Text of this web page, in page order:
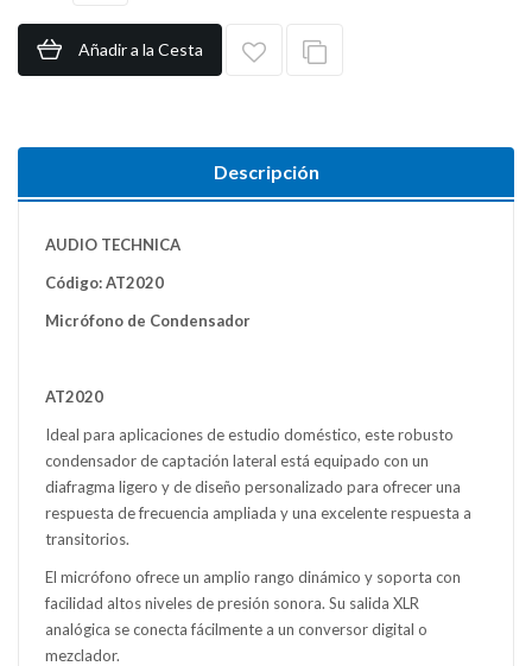
Añadir a la Cesta
Descripción
AUDIO TECHNICA
Código: AT2020
Micrófono de Condensador
AT2020
Ideal para aplicaciones de estudio doméstico, este robusto
condensador de captación lateral está equipado con un
diafragma ligero y de diseño personalizado para ofrecer una
respuesta de frecuencia ampliada y una excelente respuesta a
transitorios.
El micrófono ofrece un amplio rango dinámico y soporta con
facilidad altos niveles de presión sonora. Su salida XLR
analógica se conecta fácilmente a un conversor digital o
mezclador.